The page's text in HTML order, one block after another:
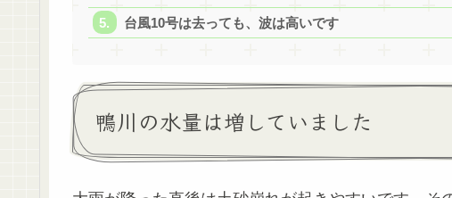
台風10号は去っても、波は高いです
鴨川の水量は増していました